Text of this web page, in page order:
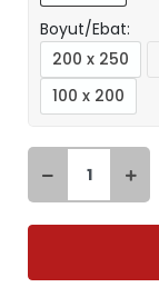
Boyut/Ebat:
200 x 250
100 x 200